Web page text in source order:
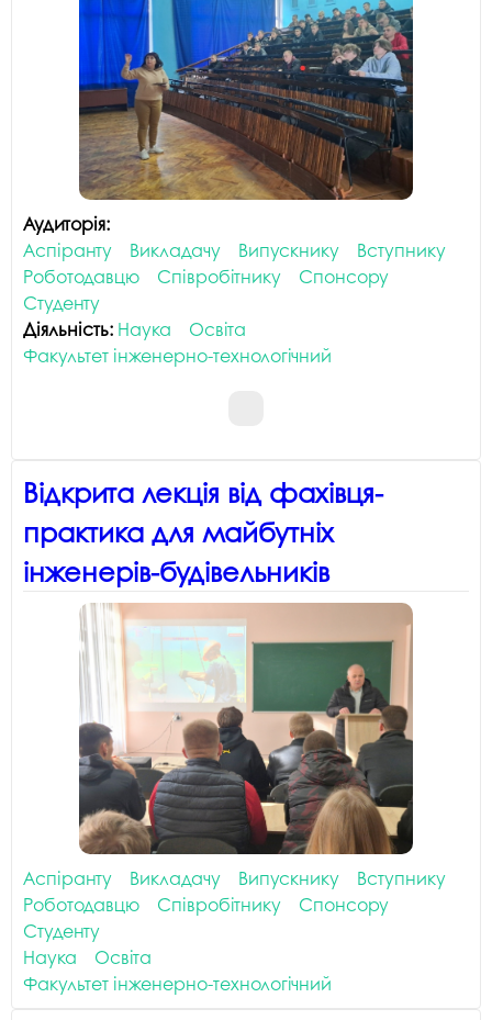
Аудиторія:
Аспіранту
Викладачу Випускнику
Вступнику
Роботодавцю
Співробітнику
Спонсору
Студенту
Діяльність: Наука
Освіта
Факультет інженерно-технологічний
Відкрита лекція від фахівця-
практика для майбутніх
інженерів-будівельників
Аспіранту Викладачу Випускнику
Вступнику
Роботодавцю
Співробітнику
Спонсору
Студенту
Наука
Освіта
Факультет інженерно-технологічний